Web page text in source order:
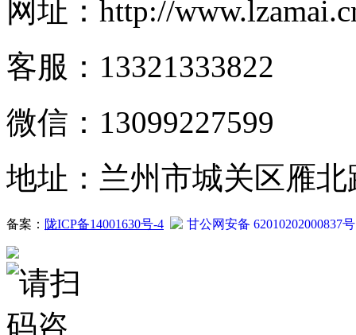
网址：http://
客服：13321333822
微信：13099227599
地址：兰州市城关区雁北
备案： 陇ICP备14001630号-4 甘公网安备 62010202000837号